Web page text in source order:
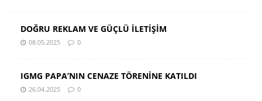
DOĞRU REKLAM VE GÜÇLÜ İLETİŞİM
08.05.2025 0
IGMG PAPA’NIN CENAZE TÖRENİNE KATILDI
26.04.2025 0